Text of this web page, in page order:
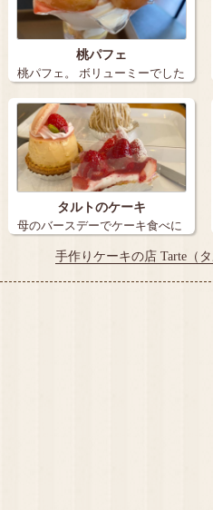
桃パフェ
桃パフェ。 ボリューミーでした
✨ 上…
タルトのケーキ
母のバースデーでケーキ食べに
タルトさんに…
手作りケーキの店 Tarte（